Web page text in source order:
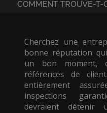
COMMENT TROUVE-T-
Cherchez une
bonne réputation
un bon moment,
références de
entièrement
inspections
devraient détenir